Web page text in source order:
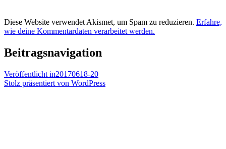
Diese Website verwendet Akismet, um Spam zu reduzieren. Erfahre,
wie deine Kommentardaten verarbeitet werden.
Beitragsnavigation
Veröffentlicht in20170618-20
Stolz präsentiert von WordPress